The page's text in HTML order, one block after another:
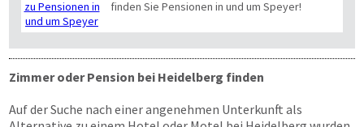
finden Sie Pensionen in und um Speyer!
Zimmer oder Pension bei Heidelberg finden
Auf der Suche nach einer angenehmen Unterkunft als